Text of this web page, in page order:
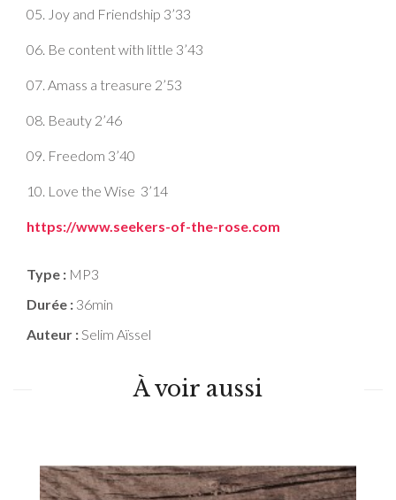
05. Joy and Friendship 3’33
06. Be content with little 3’43
07. Amass a treasure 2’53
08. Beauty 2’46
09. Freedom 3’40
10. Love the Wise 3’14
https://www.seekers-of-the-rose.com
Type : MP3
Durée : 36min
Auteur :Selim Aïssel
À voir aussi